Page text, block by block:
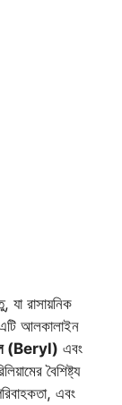
যা রাসায়নিক
এটি আলকালাইন
(Beryl) এবং
বৈশিষ্ট্য
এবং